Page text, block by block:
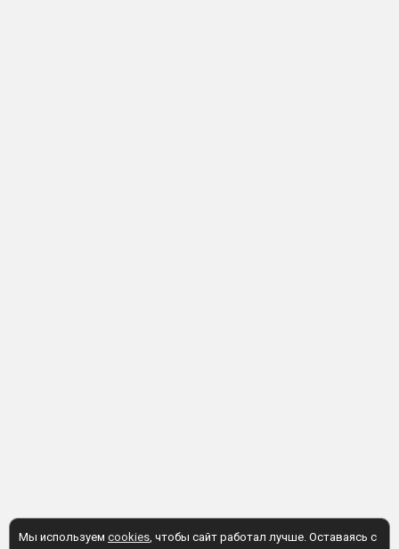
Мы используем cookies, чтобы сайт работал лучше. Оставаясь с